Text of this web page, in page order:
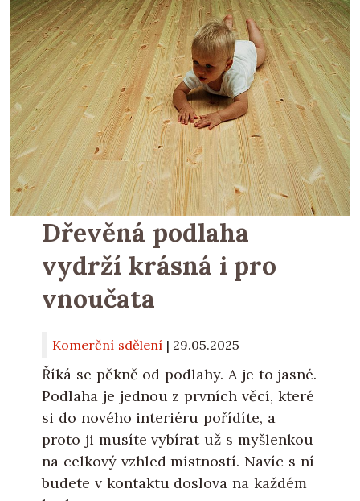
Dřevěná podlaha
vydrží krásná i pro
vnoučata
Komerční sdělení | 29.05.2025
Říká se pěkně od podlahy. A je to jasné.
Podlaha je jednou z prvních věcí, které
si do nového interiéru pořídíte, a
proto ji musíte vybírat už s myšlenkou
na celkový vzhled místností. Navíc s ní
budete v kontaktu doslova na každém